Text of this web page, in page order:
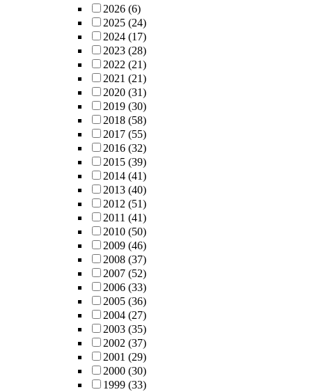
2026 (6)
2025 (24)
2024 (17)
2023 (28)
2022 (21)
2021 (21)
2020 (31)
2019 (30)
2018 (58)
2017 (55)
2016 (32)
2015 (39)
2014 (41)
2013 (40)
2012 (51)
2011 (41)
2010 (50)
2009 (46)
2008 (37)
2007 (52)
2006 (33)
2005 (36)
2004 (27)
2003 (35)
2002 (37)
2001 (29)
2000 (30)
1999 (33)